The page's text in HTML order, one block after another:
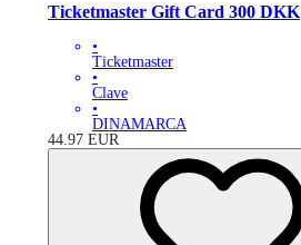
Ticketmaster Gift Card 300 DKK
•
Ticketmaster
•
Clave
•
DINAMARCA
44.97 EUR